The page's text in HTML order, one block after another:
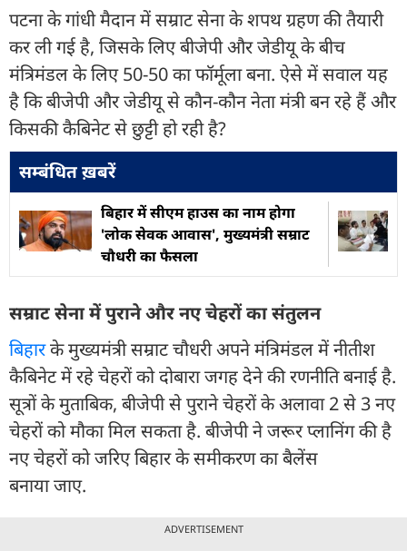
पटना के गांधी मैदान में सम्राट सेना के शपथ ग्रहण की तैयारी
कर ली गई है, जिसके लिए बीजेपी और जेडीयू के बीच
मंत्रिमंडल के लिए 50-50 का फॉर्मूला बना. ऐसे में सवाल यह
है कि बीजेपी और जेडीयू से कौन-कौन नेता मंत्री बन रहे हैं और
किसकी कैबिनेट से छुट्टी हो रही है?
सम्बंधित ख़बरें
बिहार में सीएम हाउस का नाम होगा
'लोक सेवक आवास', मुख्यमंत्री सम्राट
चौधरी का फैसला
सम्राट सेना में पुराने और नए चेहरों का संतुलन
बिहारके मुख्यमंत्री सम्राट चौधरी अपने मंत्रिमंडल में नीतीश
कैबिनेट में रहे चेहरों को दोबारा जगह देने की रणनीति बनाई है.
सूत्रों के मुताबिक, बीजेपी से पुराने चेहरों के अलावा 2 से 3 नए
चेहरों को मौका मिल सकता है. बीजेपी ने जरूर प्लानिंग की है
नए चेहरों को जरिए बिहार के समीकरण का बैलेंस
बनाया जाए.
ADVERTISEMENT